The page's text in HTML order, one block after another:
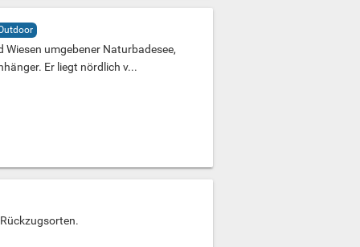
Wiesen umgebener Naturbadesee,
Er liegt nördlich v...